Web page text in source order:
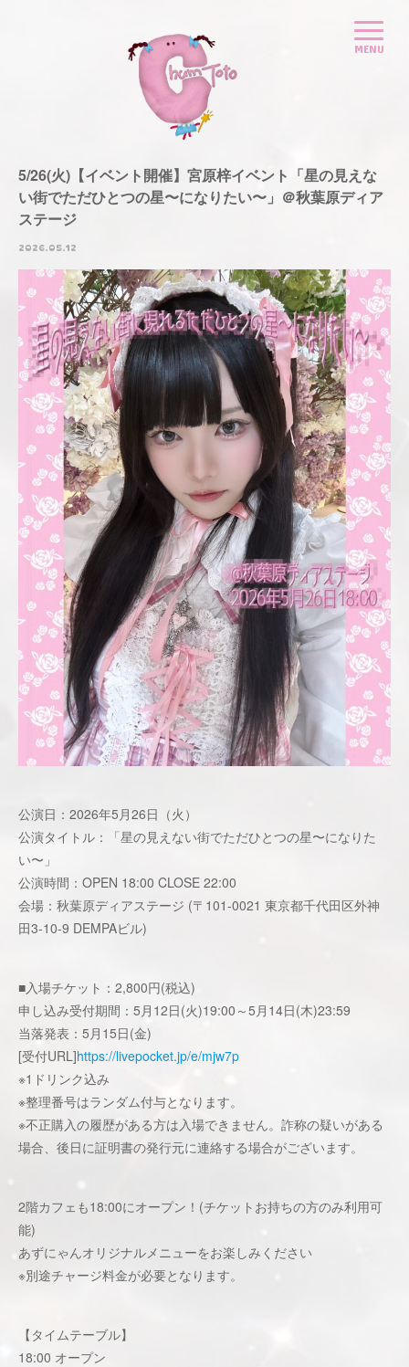
5/26(火)【イベント開催】宮原梓イベント「星の見えな
い街でただひとつの星〜になりたい〜」＠秋葉原ディア
ステージ
2026.05.12
公演日：2026年5月26日（火）
公演タイトル：「星の見えない街でただひとつの星〜になりた
い〜」
公演時間：OPEN 18:00 CLOSE 22:00
会場：秋葉原ディアステージ (〒101-0021 東京都千代田区外神
田3-10-9 DEMPAビル)
■入場チケット：2,800円(税込)
申し込み受付期間：5月12日(火)19:00～5月14日(木)23:59
当落発表：5月15日(金)
[受付URL]https://livepocket.jp/e/mjw7p
※1ドリンク込み
※整理番号はランダム付与となります。
※不正購入の履歴がある方は入場できません。詐称の疑いがある
場合、後日に証明書の発行元に連絡する場合がございます。
2階カフェも18:00にオープン！(チケットお持ちの方のみ利用可
能)
あずにゃんオリジナルメニューをお楽しみください
※別途チャージ料金が必要となります。
【タイムテーブル】
18:00 オープン